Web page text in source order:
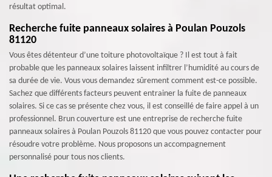
résultat optimal.
Recherche fuite panneaux solaires à Poulan Pouzols
81120
Vous êtes détenteur d’une toiture photovoltaïque ? Il est tout à fait
probable que les panneaux solaires laissent infiltrer l’humidité au cours de
sa durée de vie. Vous vous demandez sûrement comment est-ce possible.
Sachez que différents facteurs peuvent entrainer la fuite de panneaux
solaires. Si ce cas se présente chez vous, il est conseillé de faire appel à un
professionnel. Brun couverture est une entreprise de recherche fuite
panneaux solaires à Poulan Pouzols 81120 que vous pouvez contacter pour
résoudre votre problème. Nous proposons un accompagnement
personnalisé pour tous nos clients.